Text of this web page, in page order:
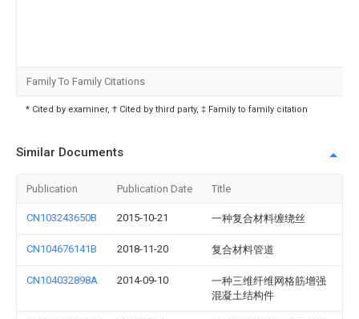
Family To Family Citations
* Cited by examiner, † Cited by third party, ‡ Family to family citation
Similar Documents
Publication Publication Date Title
CN103243650B 2015-10-21 一种复合材料缠绕丝
CN104676141B 2018-11-20 复合材料管道
CN104032898A 2014-09-10
一种三维纤维网格筋增强
混凝土结构件